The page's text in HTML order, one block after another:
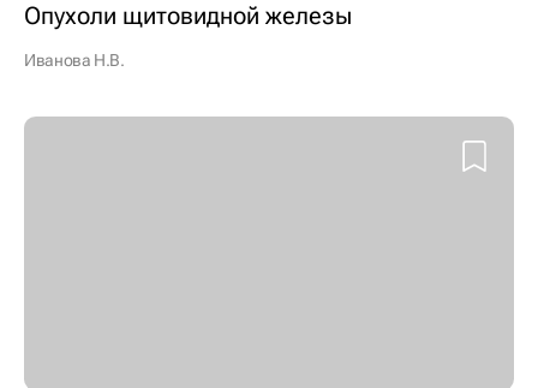
Опухоли щитовидной железы
Иванова Н.В.